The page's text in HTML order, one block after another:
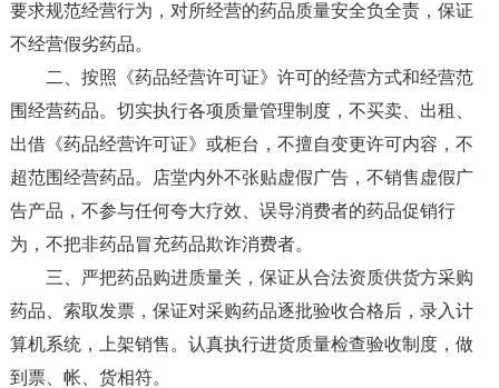
要求规范经营行为，对所经营的药品质量安全负全责，保证
不经营假劣药品。
二、按照《药品经营许可证》许可的经营方式和经营范
围经营药品。切实执行各项质量管理制度，不买卖、出租、
出借《药品经营许可证》或柜台，不擅自变更许可内容，不
超范围经营药品。店堂内外不张贴虚假广告，不销售虚假广
告产品，不参与任何夸大疗效、误导消费者的药品促销行
为，不把非药品冒充药品欺诈消费者。
三、严把药品购进质量关，保证从合法资质供货方采购
药品、索取发票，保证对采购药品逐批验收合格后，录入计
算机系统，上架销售。认真执行进货质量检查验收制度，做
到票、帐、货相符。